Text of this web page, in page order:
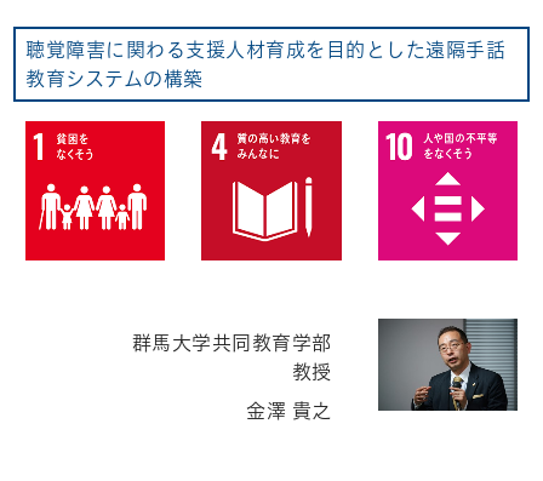
聴覚障害に関わる支援人材育成を目的とした遠隔手話
教育システムの構築
群馬大学共同教育学部
教授
金澤 貴之